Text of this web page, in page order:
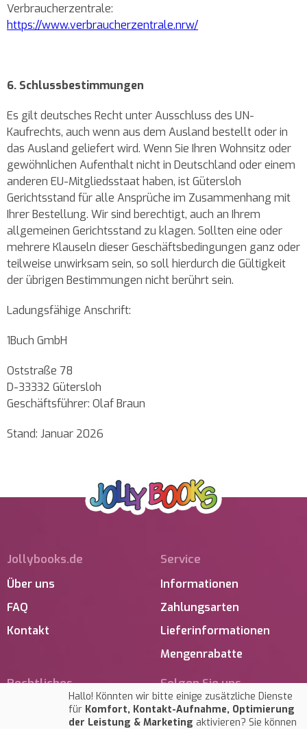
Verbraucherzentrale:
https://www.verbraucherzentrale.nrw/
6. Schlussbestimmungen
Es gilt deutsches Recht unter Ausschluss des UN-
Kaufrechts, auch wenn aus dem Ausland bestellt oder in
das Ausland geliefert wird. Wenn Sie Ihren Wohnsitz oder
gewöhnlichen Aufenthalt nicht in Deutschland oder einem
anderen EU-Mitgliedsstaat haben, ist Gütersloh
Gerichtsstand für alle Ansprüche im Zusammenhang mit
Ihrer Bestellung. Wir sind berechtigt, auch an Ihrem
allgemeinen Gerichtsstand zu klagen. Sollten eine oder
mehrere Klauseln dieser Geschäftsbedingungen ganz oder
teilweise unwirksam sein, so soll hierdurch die Gültigkeit
der übrigen Bestimmungen nicht berührt sein.
Ladungsfähige Anschrift:
1Buch GmbH
Oststraße 78
D-33332 Gütersloh
Geschäftsführer: Olaf Braun
Stand: Januar 2026
Jollybooks.de
Über uns
FAQ
Kontakt
Service
Informationen
Zahlungsarten
Lieferinformationen
Mengenrabatte
Rechtliches Folgen Sie uns
BLOG
Hallo! Könnten wir bitte einige zusätzliche Dienste
für Komfort, Kontakt-Aufnahme, Optimierung
der Leistung & Marketing aktivieren? Sie können